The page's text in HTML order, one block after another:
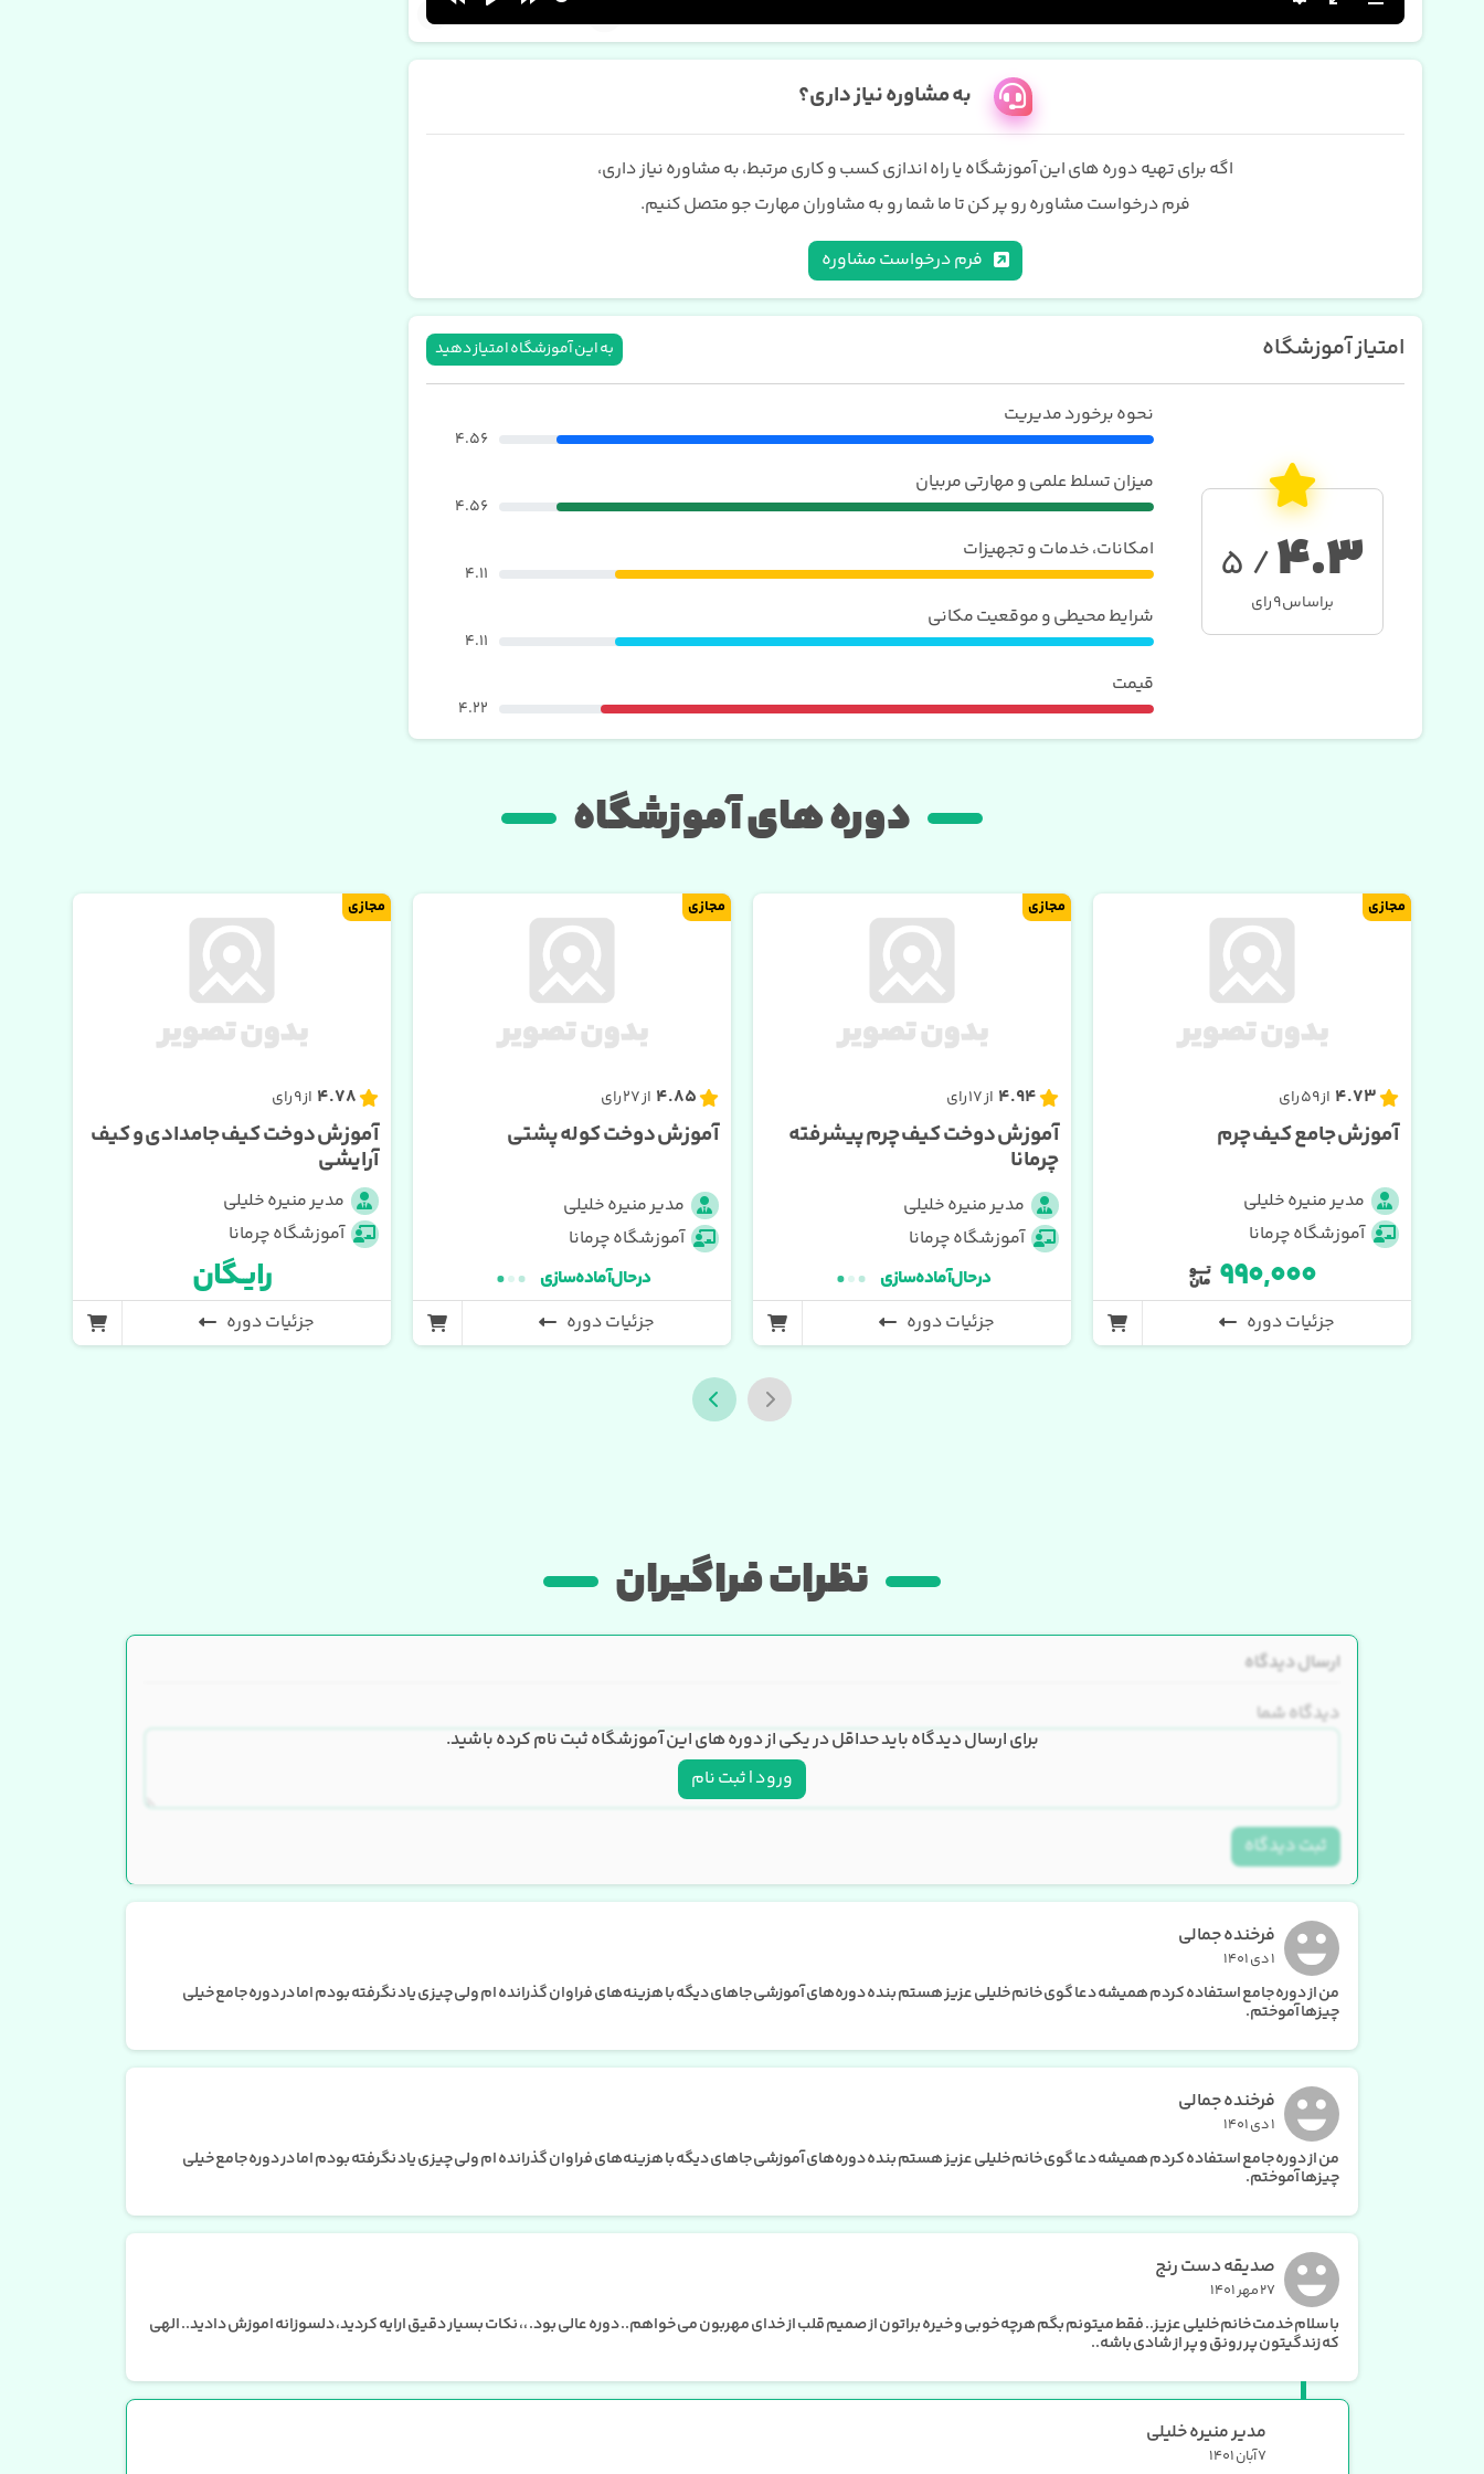
به مشاوره نیاز داری؟
اگه برای تهیه دوره های این آموزشگاه یا راه اندازی کسب و کاری مرتبط، به مشاوره نیاز داری،
فرم درخواست مشاوره رو پر کن تا ما شما رو به مشاوران مهارت جو متصل کنیم.
فرم درخواست مشاوره
امتیاز آموزشگاه به این آموزشگاه امتیاز دهید
4.3
/ 5
براساس9رای
نحوه برخورد مدیریت
4.56
میزان تسلط علمی و مهارتی مربیان
4.56
امکانات، خدمات و تجهیزات
4.11
شرایط محیطی و موقعیت مکانی
4.11
قیمت
4.22
دوره های آموزشگاه
مجازی
4.73 از 59 رای
آموزش جامع کیف چرم
مدیر منیره خلیلی
آموزشگاه چرمانا
۹۹۰,۰۰۰
جزئیات دوره
مجازی
4.94 از 17 رای
آموزش دوخت کیف چرم پیشرفته
چرمانا
مدیر منیره خلیلی
آموزشگاه چرمانا
در حال آماده سازی
جزئیات دوره
مجازی
4.85 از 27 رای
آموزش دوخت کوله پشتی
مدیر منیره خلیلی
آموزشگاه چرمانا
در حال آماده سازی
جزئیات دوره
مجازی
4.78 از 9 رای
آموزش دوخت کیف جامدادی و کیف
آرایشی
مدیر منیره خلیلی
آموزشگاه چرمانا
رایــگان
جزئیات دوره
نظرات فراگیران
ارسال دیدگاه
دیدگاه شما
ثبت دیدگاه
برای ارسال دیدگاه باید حداقل در یکی از دوره های این آموزشگاه ثبت نام کرده باشید.
ورود | ثبت نام
فرخنده جمالی
۱ دی ۱۴۰۱
من از دوره جامع استفاده کردم همیشه دعا گوی خانم خلیلی عزیز هستم بنده دوره‌های آموزشی جاهای دیگه با هزینه‌های فراوان گذرانده ام ولی چیزی یاد نگرفته بودم اما در دوره جامع خیلی
چیزها آموختم.
فرخنده جمالی
۱ دی ۱۴۰۱
من از دوره جامع استفاده کردم همیشه دعا گوی خانم خلیلی عزیز هستم بنده دوره‌های آموزشی جاهای دیگه با هزینه‌های فراوان گذرانده ام ولی چیزی یاد نگرفته بودم اما در دوره جامع خیلی
چیزها آموختم.
صدیقه دست رنج
۲۷ مهر ۱۴۰۱
با سلام خدمت خانم خلیلی عزیز.. فقط میتونم بگم هرچه خوبی و خیره براتون از صمیم قلب از خدای مهربون می خواهم.. دوره عالی بود. ،، نکات بسیار دقیق ارایه کردید، دلسوزانه اموزش دادید.. الهی
که زندگیتون پر رونق و پر از شادی باشه..
مدیر منیره خلیلی
۷ آبان ۱۴۰۱